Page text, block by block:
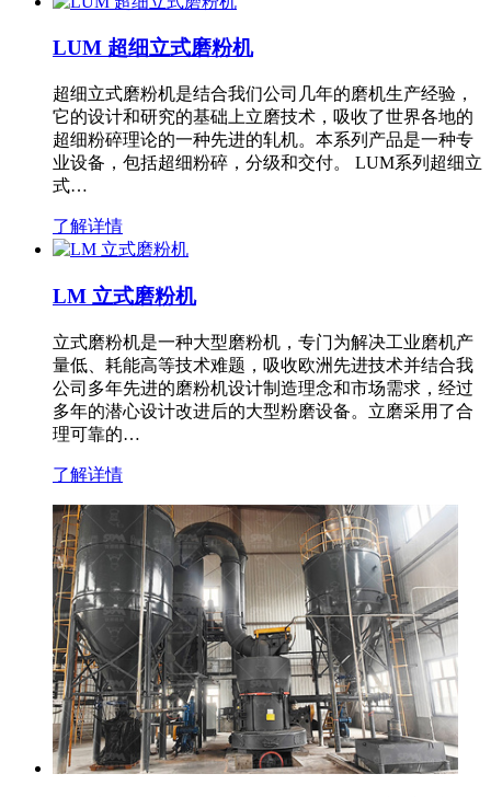
LUM 超细立式磨粉机
超细立式磨粉机是结合我们公司几年的磨机生产经验，
它的设计和研究的基础上立磨技术，吸收了世界各地的
超细粉碎理论的一种先进的轧机。本系列产品是一种专
业设备，包括超细粉碎，分级和交付。 LUM系列超细立
式…
了解详情
LM 立式磨粉机
立式磨粉机是一种大型磨粉机，专门为解决工业磨机产
量低、耗能高等技术难题，吸收欧洲先进技术并结合我
公司多年先进的磨粉机设计制造理念和市场需求，经过
多年的潜心设计改进后的大型粉磨设备。立磨采用了合
理可靠的…
了解详情